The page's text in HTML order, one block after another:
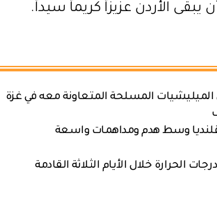
يبقى الأردن عزيزاً كريماً سيداً.
المسلحة المتعاونة معه في غزة
قلنديا وسط هدم ومداهمات واسعة
الحرارة خلال الأيام الثلاثة القادمة